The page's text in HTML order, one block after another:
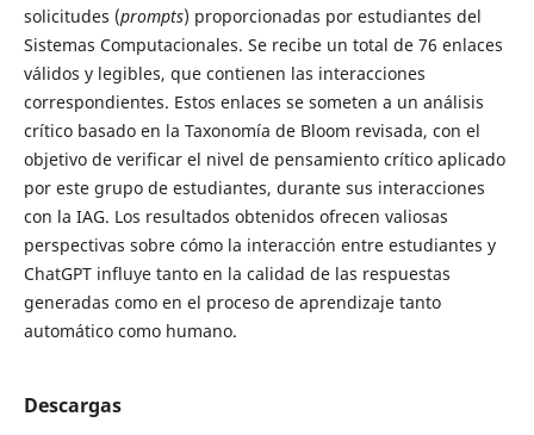
solicitudes (prompts) proporcionadas por estudiantes del
Sistemas Computacionales. Se recibe un total de 76 enlaces
válidos y legibles, que contienen las interacciones
correspondientes. Estos enlaces se someten a un análisis
crítico basado en la Taxonomía de Bloom revisada, con el
objetivo de verificar el nivel de pensamiento crítico aplicado
por este grupo de estudiantes, durante sus interacciones
con la IAG. Los resultados obtenidos ofrecen valiosas
perspectivas sobre cómo la interacción entre estudiantes y
ChatGPT influye tanto en la calidad de las respuestas
generadas como en el proceso de aprendizaje tanto
automático como humano.
Descargas